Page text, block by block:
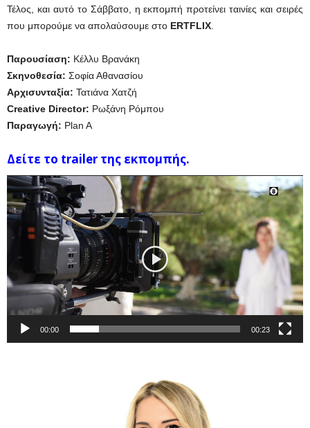
Τέλος, και αυτό το Σάββατο, η εκπομπή προτείνει ταινίες και σειρές
που μπορούμε να απολαύσουμε στο ΕRTFLIX.
Παρουσίαση: Κέλλυ Βρανάκη
Σκηνοθεσία: Σοφία Αθανασίου
Αρχισυνταξία: Τατιάνα Χατζή
Creative Director: Ρωξάνη Ρόμπου
Παραγωγή: Plan A
Δείτε το trailer της εκπομπής.
Πρόγραμμα
Αναπαραγωγής
Βίντεο
00:00 00:23